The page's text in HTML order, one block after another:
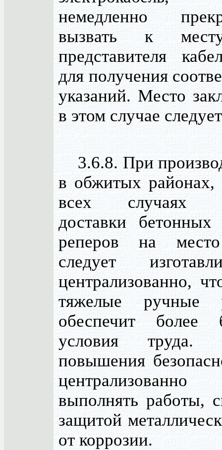
немедленно
вызвать к
представителя
для получения
указаний. Место
в этом случае
3.6.8. При
в обжитых районах,
всех случаях
доставки
реперов на
следует
централизованно,
тяжелые ручные
обеспечит более
условия
повышения
выполнять работы,
защитой
от коррозии.